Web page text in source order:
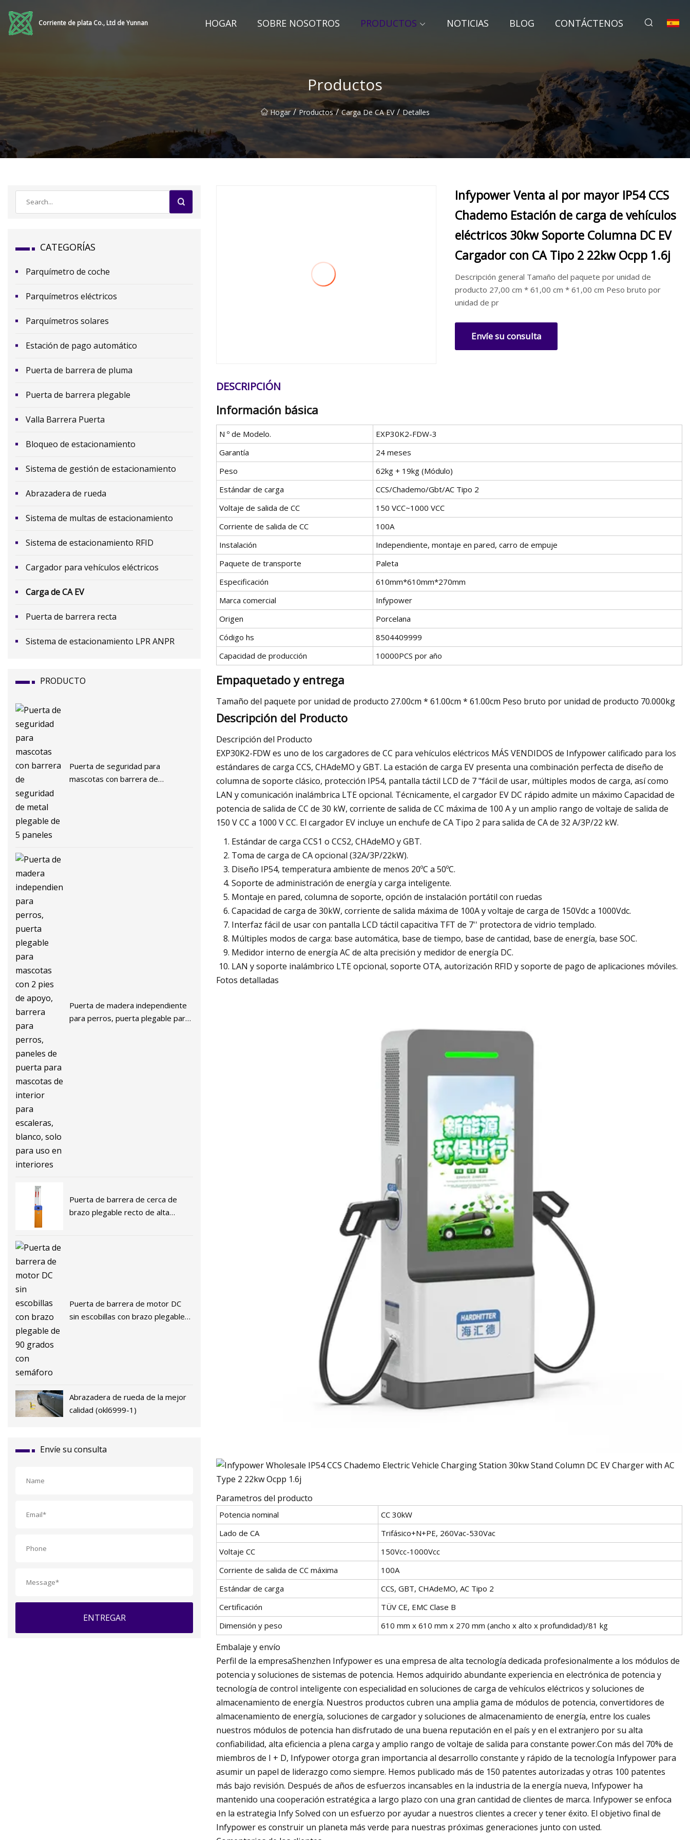
Corriente de plata Co., Ltd de Yunnan HOGAR SOBRE NOSOTROS PRODUCTOS NOTICIAS BLOG CONTÁCTENOS
Productos
Hogar / Productos / Carga De CA EV / Detalles
CATEGORÍAS
Parquímetro de coche
Parquímetros eléctricos
Parquímetros solares
Estación de pago automático
Puerta de barrera de pluma
Puerta de barrera plegable
Valla Barrera Puerta
Bloqueo de estacionamiento
Sistema de gestión de estacionamiento
Abrazadera de rueda
Sistema de multas de estacionamiento
Sistema de estacionamiento RFID
Cargador para vehículos eléctricos
Carga de CA EV
Puerta de barrera recta
Sistema de estacionamiento LPR ANPR
PRODUCTO
Puerta de seguridad para
mascotas con barrera de
Puerta de madera independiente
para perros, puerta plegable para
Puerta de barrera de cerca de
brazo plegable recto de alta
Puerta de barrera de motor DC
sin escobillas con brazo plegable
Abrazadera de rueda de la mejor
calidad (okl6999-1)
Envíe su consulta
ENTREGAR
Infypower Venta al por mayor IP54 CCS
Chademo Estación de carga de vehículos
eléctricos 30kw Soporte Columna DC EV
Cargador con CA Tipo 2 22kw Ocpp 1.6j
Descripción general Tamaño del paquete por unidad de
producto 27,00 cm * 61,00 cm * 61,00 cm Peso bruto por
unidad de pr
Envíe su consulta
DESCRIPCIÓN
Información básica
N º de Modelo.
EXP30K2-FDW-3
Garantía
24 meses
Peso
62kg + 19kg (Módulo)
Estándar de carga
CCS/Chademo/Gbt/AC Tipo 2
Voltaje de salida de CC
150 VCC~1000 VCC
Corriente de salida de CC
100A
Instalación
Independiente, montaje en pared, carro de empuje
Paquete de transporte
Paleta
Especificación
610mm*610mm*270mm
Marca comercial
Infypower
Origen
Porcelana
Código hs
8504409999
Capacidad de producción
10000PCS por año
Empaquetado y entrega
Tamaño del paquete por unidad de producto 27.00cm * 61.00cm * 61.00cm Peso bruto por unidad de producto 70.000kg
Descripción del Producto
Descripción del Producto
EXP30K2-FDW es uno de los cargadores de CC para vehículos eléctricos MÁS VENDIDOS de Infypower calificado para los
estándares de carga CCS, CHAdeMO y GBT. La estación de carga EV presenta una combinación perfecta de diseño de
columna de soporte clásico, protección IP54, pantalla táctil LCD de 7 "fácil de usar, múltiples modos de carga, así como
LAN y comunicación inalámbrica LTE opcional. Técnicamente, el cargador EV DC rápido admite un máximo Capacidad de
potencia de salida de CC de 30 kW, corriente de salida de CC máxima de 100 A y un amplio rango de voltaje de salida de
150 V CC a 1000 V CC. El cargador EV incluye un enchufe de CA Tipo 2 para salida de CA de 32 A/3P/22 kW.
Estándar de carga CCS1 o CCS2, CHAdeMO y GBT.
Toma de carga de CA opcional (32A/3P/22kW).
Diseño IP54, temperatura ambiente de menos 20ºC a 50ºC.
Soporte de administración de energía y carga inteligente.
Montaje en pared, columna de soporte, opción de instalación portátil con ruedas
Capacidad de carga de 30kW, corriente de salida máxima de 100A y voltaje de carga de 150Vdc a 1000Vdc.
Interfaz fácil de usar con pantalla LCD táctil capacitiva TFT de 7'' protectora de vidrio templado.
Múltiples modos de carga: base automática, base de tiempo, base de cantidad, base de energía, base SOC.
Medidor interno de energía AC de alta precisión y medidor de energía DC.
LAN y soporte inalámbrico LTE opcional, soporte OTA, autorización RFID y soporte de pago de aplicaciones móviles.
Fotos detalladas
Parametros del producto
Potencia nominal
CC 30kW
Lado de CA
Trifásico+N+PE, 260Vac-530Vac
Voltaje CC
150Vcc-1000Vcc
Corriente de salida de CC máxima
100A
Estándar de carga
CCS, GBT, CHAdeMO, AC Tipo 2
Certificación
TÜV CE, EMC Clase B
Dimensión y peso
610 mm x 610 mm x 270 mm (ancho x alto x profundidad)/81 kg
Embalaje y envío
Perfil de la empresaShenzhen Infypower es una empresa de alta tecnología dedicada profesionalmente a los módulos de
potencia y soluciones de sistemas de potencia. Hemos adquirido abundante experiencia en electrónica de potencia y
tecnología de control inteligente con especialidad en soluciones de carga de vehículos eléctricos y soluciones de
almacenamiento de energía. Nuestros productos cubren una amplia gama de módulos de potencia, convertidores de
almacenamiento de energía, soluciones de cargador y soluciones de almacenamiento de energía, entre los cuales
nuestros módulos de potencia han disfrutado de una buena reputación en el país y en el extranjero por su alta
confiabilidad, alta eficiencia a plena carga y amplio rango de voltaje de salida para constante power.Con más del 70% de
miembros de I + D, Infypower otorga gran importancia al desarrollo constante y rápido de la tecnología Infypower para
asumir un papel de liderazgo como siempre. Hemos publicado más de 150 patentes autorizadas y otras 100 patentes
más bajo revisión. Después de años de esfuerzos incansables en la industria de la energía nueva, Infypower ha
mantenido una cooperación estratégica a largo plazo con una gran cantidad de clientes de marca. Infypower se enfoca
en la estrategia Infy Solved con un esfuerzo por ayudar a nuestros clientes a crecer y tener éxito. El objetivo final de
Infypower es construir un planeta más verde para nuestras próximas generaciones junto con usted.